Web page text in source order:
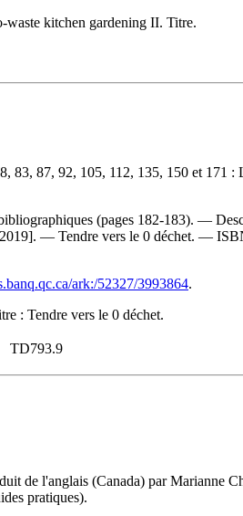
kitchen gardening II. Titre.
83, 87, 92, 105, 112, 135, 150 et
(pages 182-183). —
[2019]. — Tendre vers le 0 déchet. —
ark:/52327/3993864.
: Tendre vers le 0 déchet.
TD793.9
de l'anglais (Canada) par Marianne
pratiques).